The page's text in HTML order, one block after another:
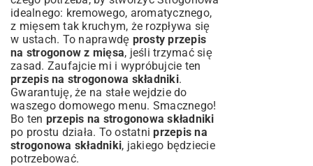
idealnego: kremowego, aromatycznego,
z mięsem tak kruchym, że rozpływa się
w ustach. To naprawdę prosty przepis
na strogonow z mięsa, jeśli trzymać się
zasad. Zaufajcie mi i wypróbujcie ten
przepis na strogonowa składniki.
Gwarantuję, że na stałe wejdzie do
waszego domowego menu. Smacznego!
Bo ten przepis na strogonowa składniki
po prostu działa. To ostatniprzepis na
strogonowa składniki, jakiego będziecie
potrzebować.